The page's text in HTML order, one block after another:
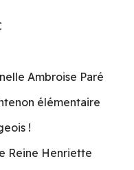
Ambroise Paré
élémentaire
!
Reine Henriette